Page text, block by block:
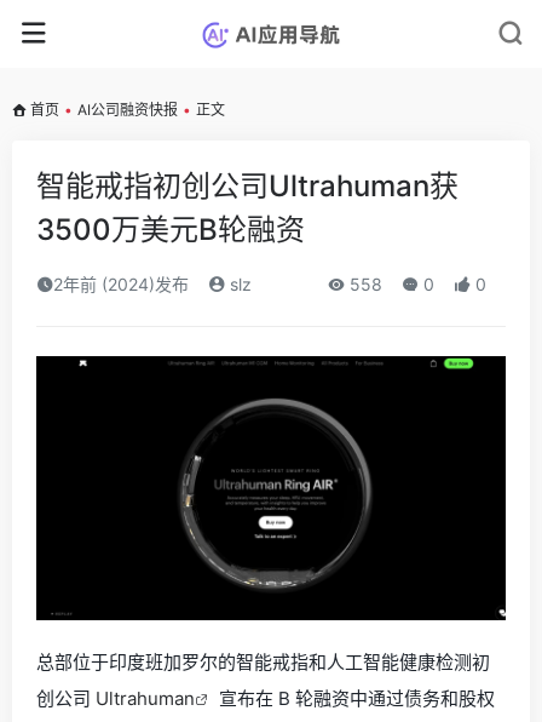
首页 • AI公司融资快报 • 正文
智能戒指初创公司Ultrahuman获
3500万美元B轮融资
2年前 (2024)发布 slz 558 0 0
总部位于印度班加罗尔的智能戒指和人工智能健康检测初
创公司 Ultrahuman
宣布在 B 轮融资中通过债务和股权